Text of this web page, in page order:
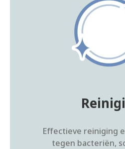
Effectieve reiniging
tegen bacteriën,